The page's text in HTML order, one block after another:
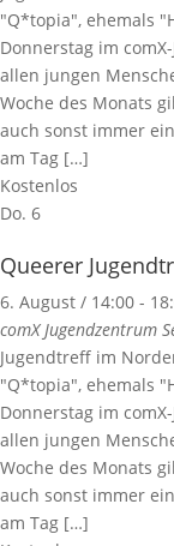
"Q*topia", ehemals
Donnerstag im
allen jungen
Woche des Monats
auch sonst immer
am Tag […]
Kostenlos
Do. 6
Queerer
6. August / 14:00 -
comX Jugendzentrum
Jugendtreff im
"Q*topia", ehemals
Donnerstag im
allen jungen
Woche des Monats
auch sonst immer
am Tag […]